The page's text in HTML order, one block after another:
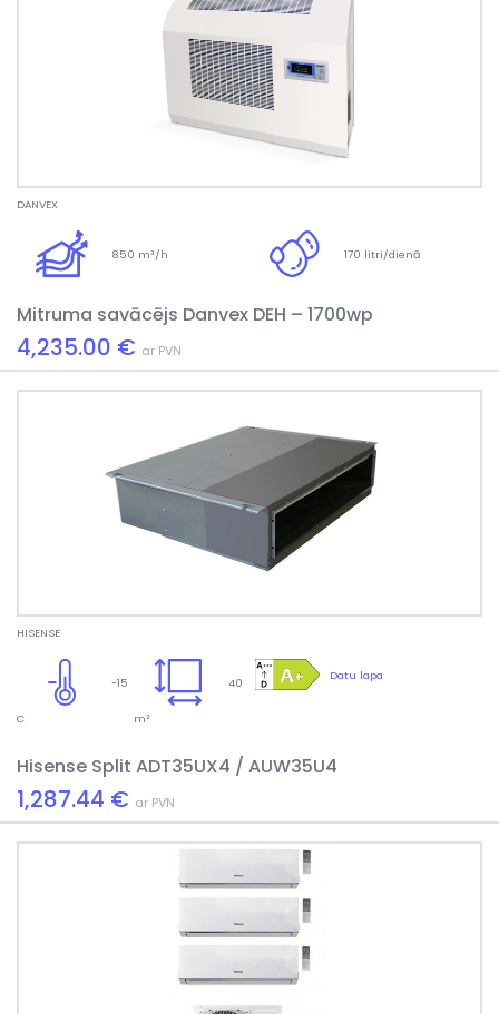
DANVEX
170 litri/dienā
850 m³/h
Mitruma savācējs Danvex DEH – 1700wp
4,235.00 € ar PVN
HISENSE
Datu lapa
40
m²
-15
C
Hisense Split ADT35UX4 / AUW35U4
1,287.44 € ar PVN